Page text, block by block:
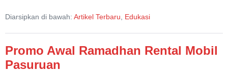
Kondisi
Juga
Sebabkan
Ban
Bocor
Diarsipkan di bawah: Artikel Terbaru Edukasi
Promo Awal Ramadhan Rental Mobil
Pasuruan